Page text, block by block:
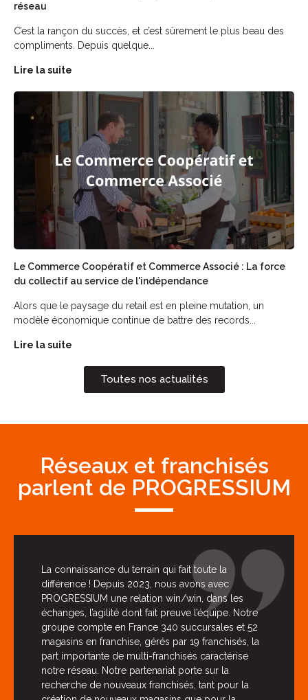
réseau
C’est la rançon du succès, et c’est sûrement le plus beau des
compliments. Depuis quelque...
Lire la suite
Le Commerce Coopératif et Commerce Associé : La force
du collectif au service de l'indépendance
Alors que le paysage du retail est en pleine mutation, un
modèle économique continue de battre des records...
Lire la suite
Toutes nos actualités
Réseaux et franchisés
parlent de PROGRESSIUM
La connaissance du terrain qui fait toute la
différence ! Depuis 2023, nous avons avec
PROGRESSIUM une relation win/win, dans les
échanges, l’agilité dont fait preuve l’équipe. Notre
groupe compte en France 340 succursales et 52
magasins en franchise, gérés par 19 franchisés, la
part importante de multi-franchisés caractérise
notre réseau. Notre partenariat porte sur la
recherche de nouveaux franchisés, tant pour la